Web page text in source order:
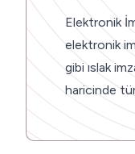
Elektronik
elektronik
gibi ıslak
haricinde